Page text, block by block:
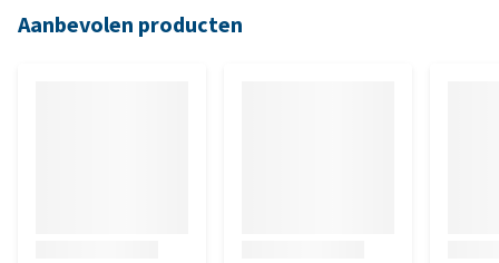
Aanbevolen producten